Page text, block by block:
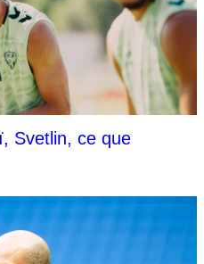
Svetlin, ce que